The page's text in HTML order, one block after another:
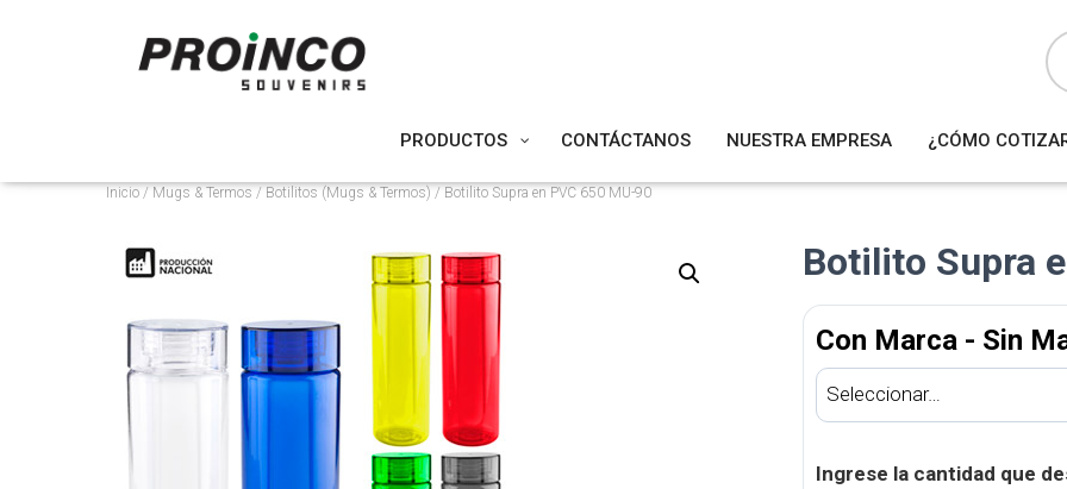
ú
q
a
d
t
o
PRODUCTOS CONTÁCTANOS NUESTRA EMPRESA ¿CÓMO
Inicio/ Mugs & Termos / Botilitos (Mugs & Termos) / Botilito Supra en PVC 650 MU-90
Botilito Supra
Con Marca - Sin
Ingrese la cantidad que